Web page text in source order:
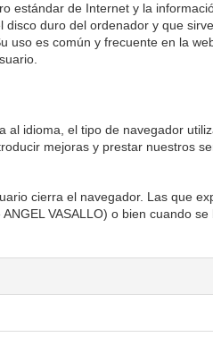
estándar de Internet y la
duro del ordenador y que
uso es común y frecuente en la
al idioma, el tipo de navegador
mejoras y prestar nuestros
cierra el navegador. Las que
VASALLO) o bien cuando se